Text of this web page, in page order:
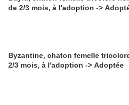
de 2/3 mois, à l'adoption ->
Byzantine, chaton femelle
2/3 mois, à l'adoption -> Adoptée